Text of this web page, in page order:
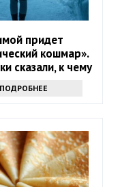
придет
кошмар».
сказали, к чему
ПОДРОБНЕЕ